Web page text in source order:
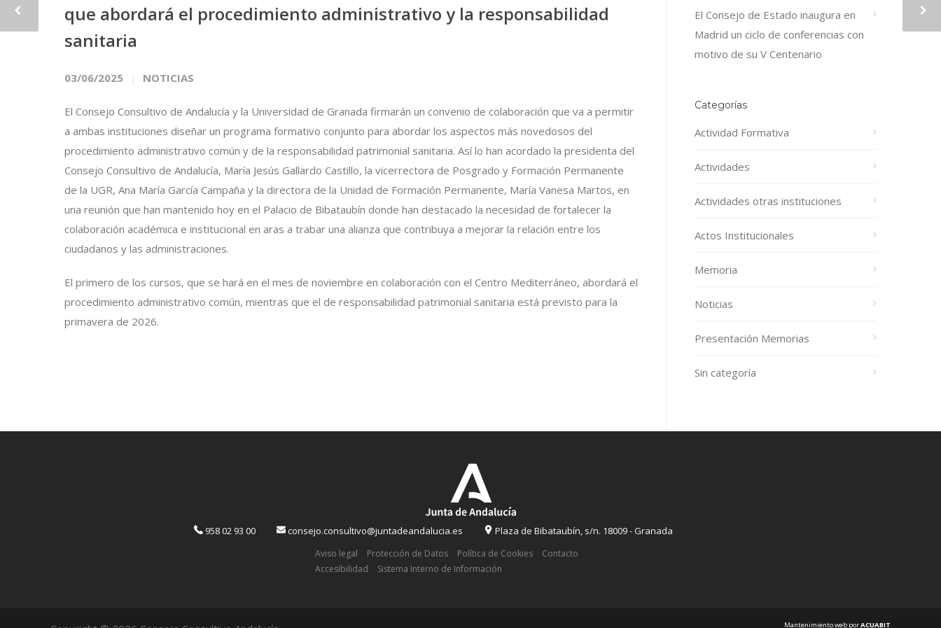
que abordará el procedimiento administrativo y la responsabilidad
sanitaria
03/06/2025 NOTICIAS
El Consejo Consultivo de Andalucía y la Universidad de Granada firmarán un convenio de colaboración que va a permitir
a ambas instituciones diseñar un programa formativo conjunto para abordar los aspectos más novedosos del
procedimiento administrativo común y de la responsabilidad patrimonial sanitaria. Así lo han acordado la presidenta del
Consejo Consultivo de Andalucía, María Jesús Gallardo Castillo, la vicerrectora de Posgrado y Formación Permanente
de la UGR, Ana María García Campaña y la directora de la Unidad de Formación Permanente, María Vanesa Martos, en
una reunión que han mantenido hoy en el Palacio de Bibataubín donde han destacado la necesidad de fortalecer la
colaboración académica e institucional en aras a trabar una alianza que contribuya a mejorar la relación entre los
ciudadanos y las administraciones.
El primero de los cursos, que se hará en el mes de noviembre en colaboración con el Centro Mediterráneo, abordará el
procedimiento administrativo común, mientras que el de responsabilidad patrimonial sanitaria está previsto para la
primavera de 2026.
El Consejo de Estado inaugura en
Madrid un ciclo de conferencias con
motivo de su V Centenario
Categorías
Actividad Formativa
Actividades
Actividades otras instituciones
Actos Institucionales
Memoria
Noticias
Presentación Memorias
Sin categoría
958 02 93 00 consejo.consultivo@juntadeandalucia.es Plaza de Bibataubín, s/n. 18009 - Granada
Aviso legal Protección de Datos Política de Cookies
Contacto
Accesibilidad
Sistema Interno de Información
Mantenimiento web porACUABIT